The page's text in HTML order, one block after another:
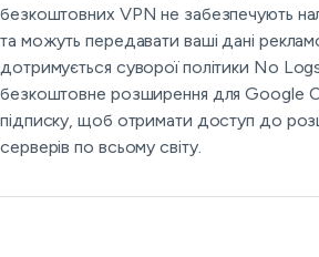
безкоштовних VPN не забезпечують
та можуть передавати ваші дані
дотримується суворої політики No
безкоштовне розширення для Google
підписку, щоб отримати доступ до
серверів по всьому світу.